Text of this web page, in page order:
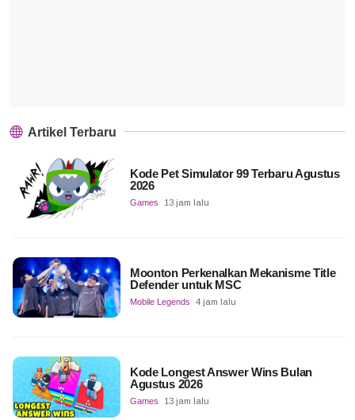
Artikel Terbaru
Kode Pet Simulator 99 Terbaru Agustus
2026
Games 13 jam lalu
Moonton Perkenalkan Mekanisme Title
Defender untuk MSC
Mobile Legends 4 jam lalu
Kode Longest Answer Wins Bulan
Agustus 2026
Games 13 jam lalu